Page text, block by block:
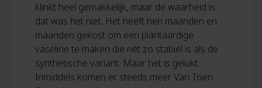
klinkt heel gemakkelijk, maar de waarheid is:
dat was het niet. Het heeft hen maanden en
maanden gekost om een plantaardige
vaseline te maken die nét zo stabiel is als de
synthetische variant. Maar het is gelukt.
Inmiddels komen er steeds meer Van Toen